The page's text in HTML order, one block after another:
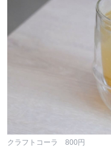
クラフトコーラ 800円